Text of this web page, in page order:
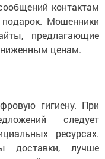
контактам
Мошенники
предлагающие
ценам.
гигиену. При
следует
ресурсах.
доставки, лучше